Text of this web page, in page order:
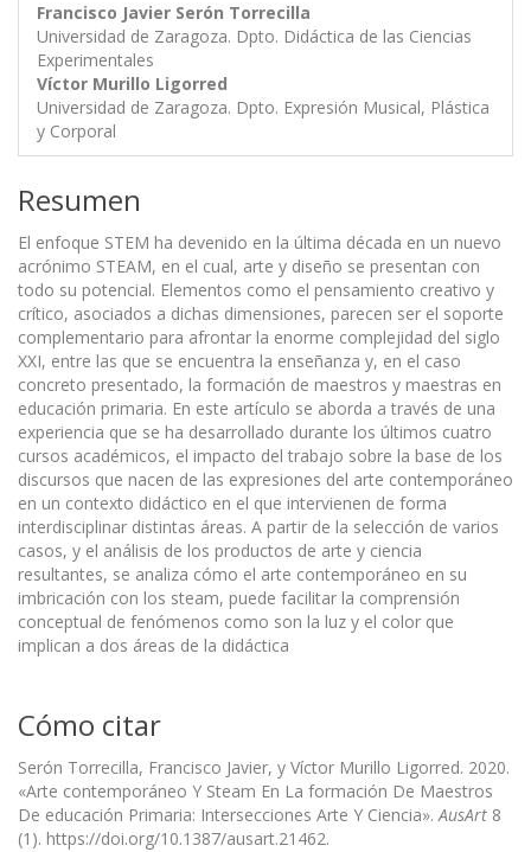
Francisco Javier Serón Torrecilla
Universidad de Zaragoza. Dpto. Didáctica de las Ciencias
Experimentales
Víctor Murillo Ligorred
Universidad de Zaragoza. Dpto. Expresión Musical, Plástica
y Corporal
Resumen
El enfoque STEM ha devenido en la última década en un nuevo
acrónimo STEAM, en el cual, arte y diseño se presentan con
todo su potencial. Elementos como el pensamiento creativo y
crítico, asociados a dichas dimensiones, parecen ser el soporte
complementario para afrontar la enorme complejidad del siglo
XXI, entre las que se encuentra la enseñanza y, en el caso
concreto presentado, la formación de maestros y maestras en
educación primaria. En este artículo se aborda a través de una
experiencia que se ha desarrollado durante los últimos cuatro
cursos académicos, el impacto del trabajo sobre la base de los
discursos que nacen de las expresiones del arte contemporáneo
en un contexto didáctico en el que intervienen de forma
interdisciplinar distintas áreas. A partir de la selección de varios
casos, y el análisis de los productos de arte y ciencia
resultantes, se analiza cómo el arte contemporáneo en su
imbricación con los steam, puede facilitar la comprensión
conceptual de fenómenos como son la luz y el color que
implican a dos áreas de la didáctica
Cómo citar
Serón Torrecilla, Francisco Javier, y Víctor Murillo Ligorred. 2020.
«Arte contemporáneo Y Steam En La formación De Maestros
De educación Primaria: Intersecciones Arte Y Ciencia».AusArt 8
(1). https://doi.org/10.1387/ausart.21462.